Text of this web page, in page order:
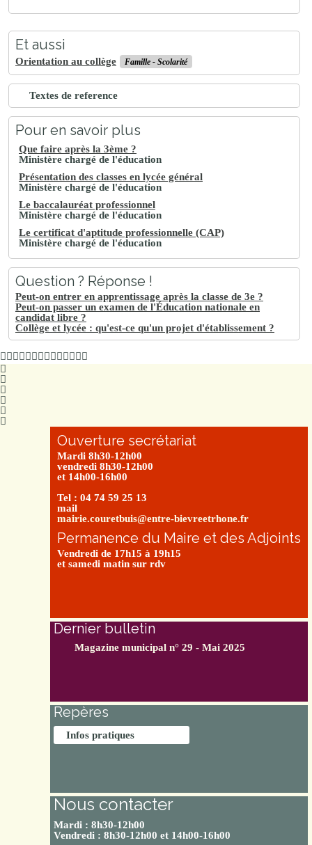
Et aussi
Orientation au collège Famille - Scolarité
Textes de reference
Pour en savoir plus
Que faire après la 3ème ?
Ministère chargé de l'éducation
Présentation des classes en lycée général
Ministère chargé de l'éducation
Le baccalauréat professionnel
Ministère chargé de l'éducation
Le certificat d'aptitude professionnelle (CAP)
Ministère chargé de l'éducation
Question ? Réponse !
Peut-on entrer en apprentissage après la classe de 3e ?
Peut-on passer un examen de l'Éducation nationale en
candidat libre ?
Collège et lycée : qu'est-ce qu'un projet d'établissement ?
Ouverture secrétariat
Mardi 8h30-12h00
vendredi 8h30-12h00
et 14h00-16h00
Tel : 04 74 59 25 13
mail
mairie.couretbuis@entre-bievreetrhone.fr
Permanence du Maire et des Adjoints
Vendredi de 17h15 à 19h15
et samedi matin sur rdv
Dernier bulletin
Magazine municipal n° 29 - Mai 2025
Repères
Infos pratiques
Nous contacter
Mardi : 8h30-12h00
Vendredi : 8h30-12h00 et 14h00-16h00